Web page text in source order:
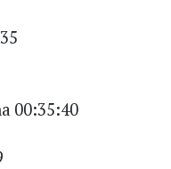
00:35:40